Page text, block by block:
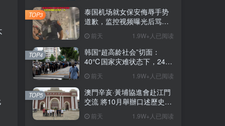
泰国机场就女保安侮辱手势
道歉，监控视频曝光后骂声
前天 1.9W+人已阅读
TOP3
韩国“超高龄社会”切面：
40℃国家灾难状态下，2400
纸前天 1.9W+人已阅读
TOP4
澳門辛亥·黃埔協進會赴江門
交流 將10月舉辦口述歷史座
前天 1.9W+人已阅读
TOP5